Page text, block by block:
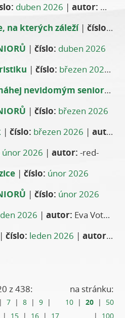
duben 2026 |autor:
na kterých záleží|číslo:
|číslo: duben 2026
|číslo: březen 2026 |
Přidej se k nám a pomáhej nevidomým seniorům
|číslo: březen 2026
|číslo: březen 2026 |autor:
únor 2026 |autor: -red-
|číslo: únor 2026
|číslo: únor 2026
2026 |autor: Eva Votavová
|číslo: leden 2026 |autor:
z 438:
7 |8 |9 |
| 15 | 16 | 17
na stránku:
10| 20| 50
| 100